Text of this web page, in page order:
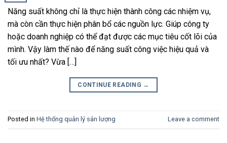
Năng suất không chỉ là thực hiện thành công các nhiệm vụ,
mà còn cần thực hiện phân bổ các nguồn lực. Giúp công ty
hoặc doanh nghiệp có thể đạt được các mục tiêu cốt lõi của
mình. Vậy làm thế nào để năng suất công việc hiệu quả và
tối ưu nhất? Vừa […]
CONTINUE READING →
Posted in Hệ thống quản lý sản lượng Leave a comment